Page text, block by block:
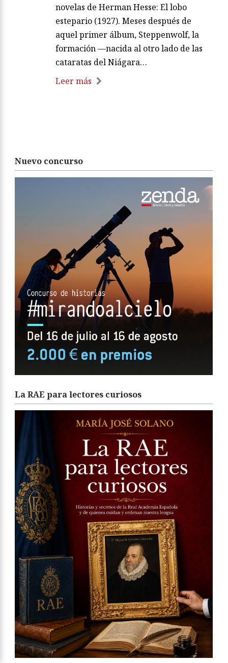
novelas de Herman Hesse: El lobo
estepario (1927). Meses después de
aquel primer álbum, Steppenwolf, la
formación —nacida al otro lado de las
cataratas del Niágara…
Leer más
Nuevo concurso
La RAE para lectores curiosos